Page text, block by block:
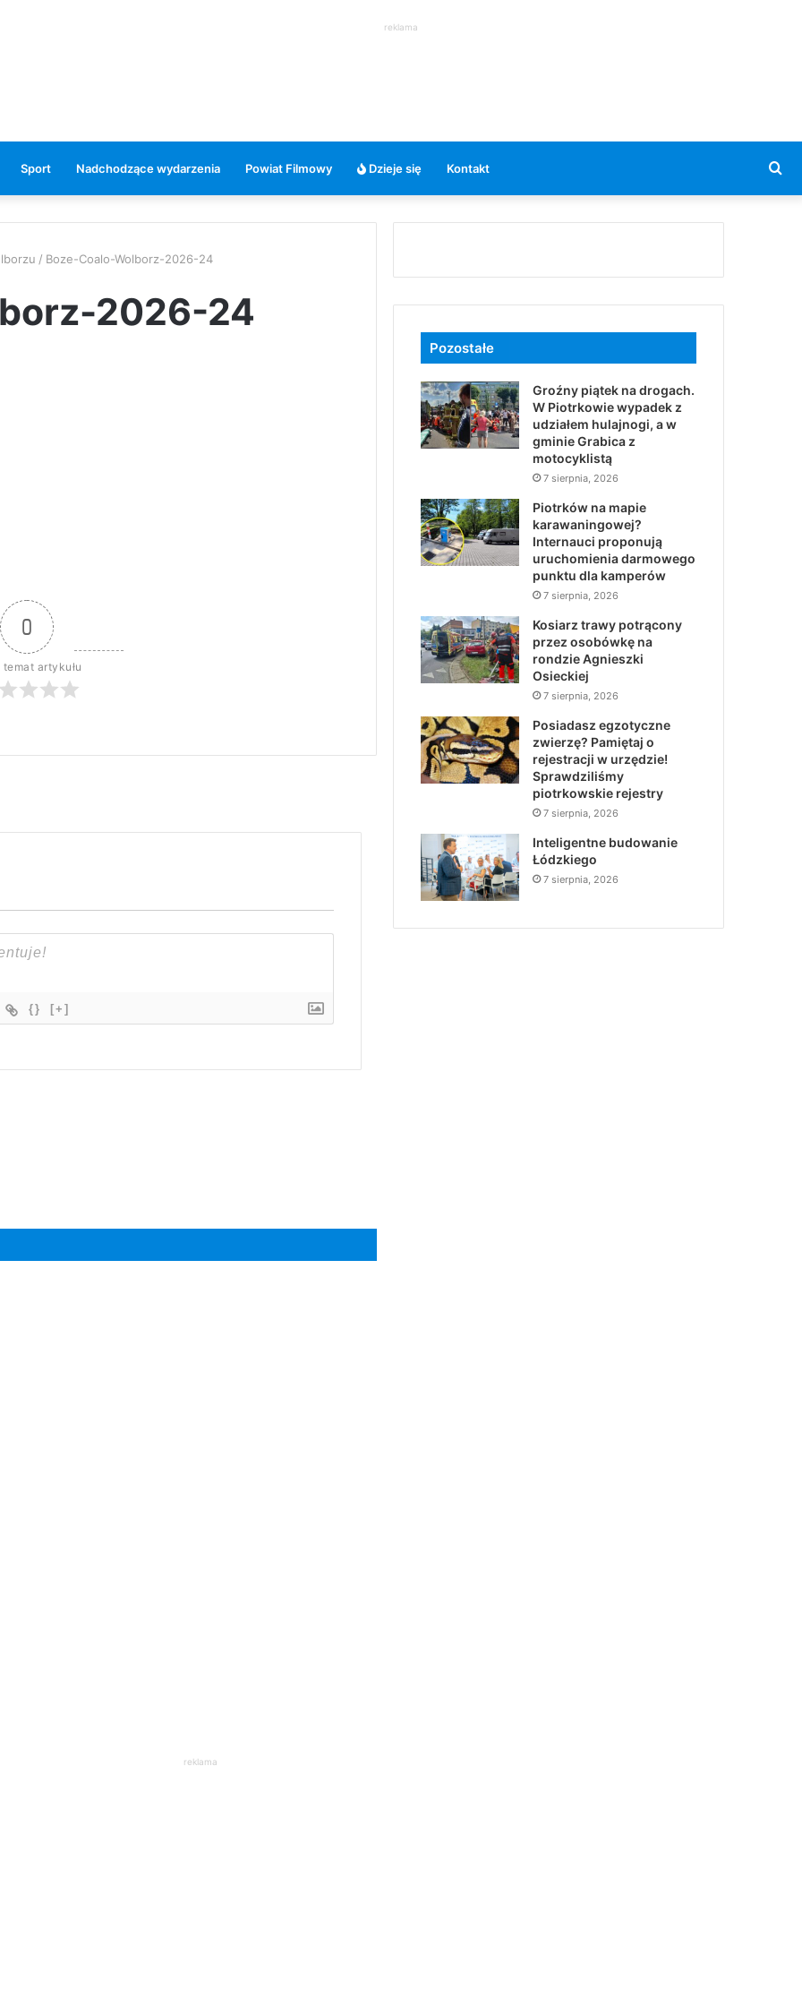
reklama
Sport Nadchodzące wydarzenia Powiat Filmowy Dzieje się Kontakt
/ Boze-Coalo-Wolborz-2026-24
2026-24
0
temat artykułu
{} [+]
Pozostałe
Groźny piątek na drogach.
W Piotrkowie wypadek z
udziałem hulajnogi, a w
gminie Grabica z
motocyklistą
7 sierpnia, 2026
Piotrków na mapie
karawaningowej?
Internauci proponują
uruchomienia darmowego
punktu dla kamperów
7 sierpnia, 2026
Kosiarz trawy potrącony
przez osobówkę na
rondzie Agnieszki
Osieckiej
7 sierpnia, 2026
Posiadasz egzotyczne
zwierzę? Pamiętaj o
rejestracji w urzędzie!
Sprawdziliśmy
piotrkowskie rejestry
7 sierpnia, 2026
Inteligentne budowanie
Łódzkiego
7 sierpnia, 2026
reklama